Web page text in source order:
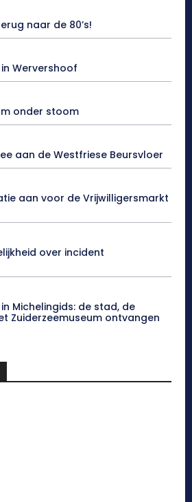
naar de 80’s!
Wervershoof
onder stoom
aan de Westfriese Beursvloer
aan voor de Vrijwilligersmarkt
over incident
Michelingids: de stad, de
Zuiderzeemuseum ontvangen